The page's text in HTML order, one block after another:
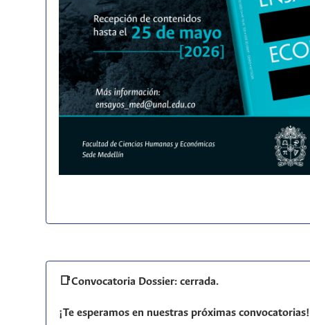
📑Convocatoria Dossier: cerrada.
¡Te esperamos en nuestras próximas